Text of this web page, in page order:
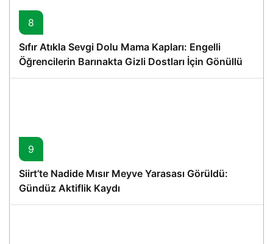
8
Sıfır Atıkla Sevgi Dolu Mama Kapları: Engelli
Öğrencilerin Barınakta Gizli Dostları İçin Gönüllü
Proje
9
Siirt’te Nadide Mısır Meyve Yarasası Görüldü:
Gündüz Aktiflik Kaydı